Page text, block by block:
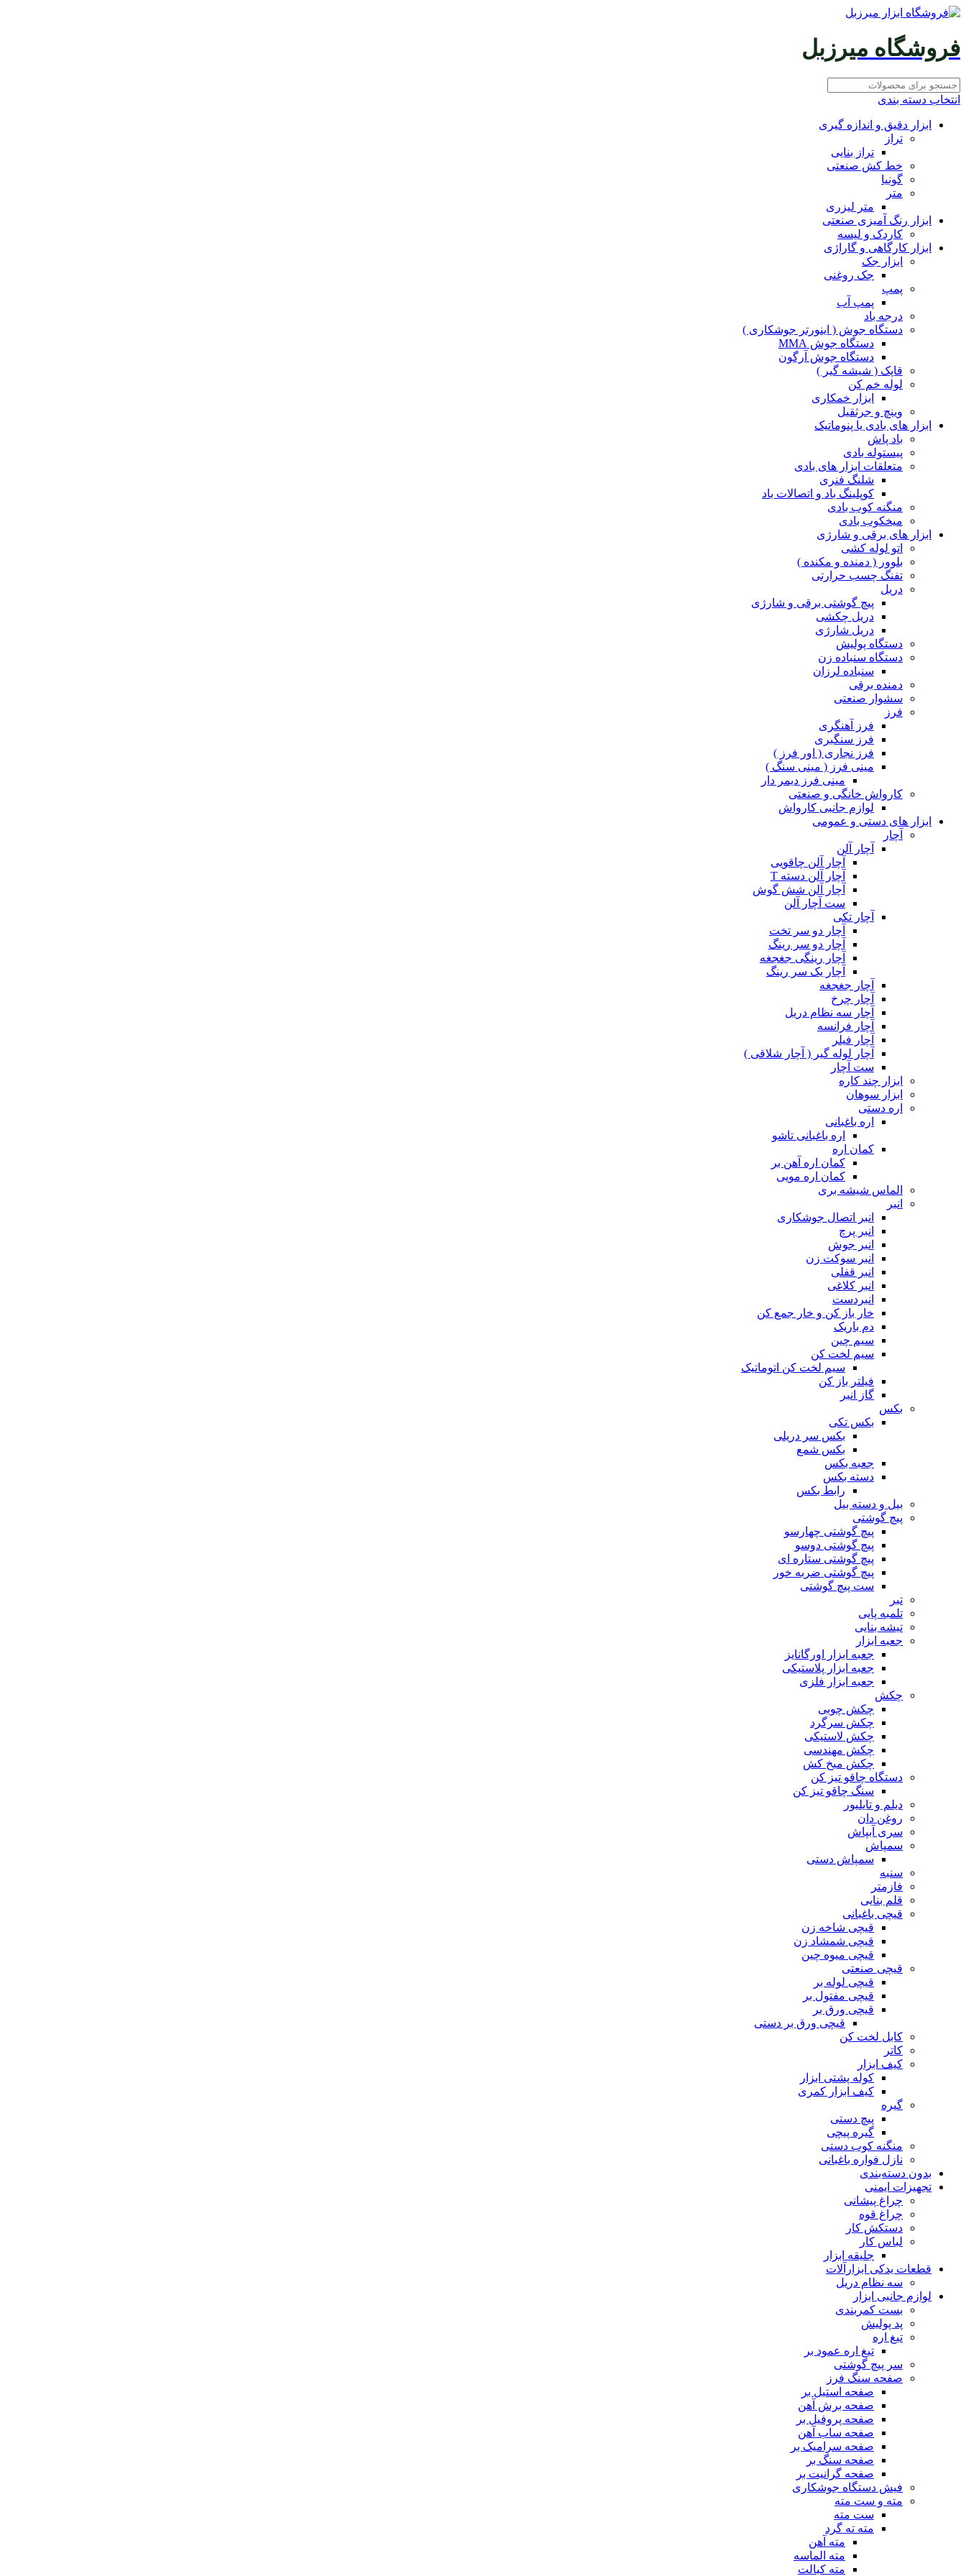
فروشگاه میرزبل
انتخاب دسته بندی
ابزار دقیق و اندازه گیری
تراز
تراز بنایی
خط کش صنعتی
گونیا
متر
متر لیزری
ابزار رنگ آمیزی صنعتی
کاردک و لیسه
ابزار کارگاهی و گاراژی
ابزار جک
جک روغنی
پمپ
پمپ آب
درجه باد
دستگاه جوش ( اینورتر جوشکاری )
دستگاه جوش MMA
دستگاه جوش آرگون
قاپک ( شیشه گیر )
لوله خم کن
ابزار خمکاری
وینچ و جرثقیل
ابزار های بادی یا پنوماتیک
باد پاش
پیستوله بادی
متعلقات ابزار های بادی
شلنگ فنری
کوپلینگ باد و اتصالات باد
منگنه کوب بادی
میخکوب بادی
ابزار های برقی و شارژی
اتو لوله کشی
بلوور ( دمنده و مکنده )
تفنگ چسب حرارتی
دریل
پیچ گوشتی برقی و شارژی
دریل چکشی
دریل شارژی
دستگاه پولیش
دستگاه سنباده زن
سنباده لرزان
دمنده برقی
سشوار صنعتی
فرز
فرز آهنگری
فرز سنگبری
فرز نجاری ( اور فرز )
مینی فرز ( مینی سنگ )
مینی فرز دیمر دار
کارواش خانگی و صنعتی
لوازم جانبی کارواش
ابزار های دستی و عمومی
آچار
آچار آلن
آچار آلن چاقویی
آچار آلن دسته T
آچار آلن شش گوش
ست آچار آلن
آچار تکی
آچار دو سر تخت
آچار دو سر رینگ
آچار رینگی جغجغه
آچار یک سر رینگ
آچار جغجغه
آچار چرخ
آچار سه نظام دریل
آچار فرانسه
آچار فیلر
آچار لوله گیر ( آچار شلاقی )
ست آچار
ابزار چند کاره
ابزار سوهان
اره دستی
اره باغبانی
اره باغبانی تاشو
کمان اره
کمان اره آهن بر
کمان اره مویی
الماس شیشه بری
انبر
انبر اتصال جوشکاری
انبر پرچ
انبر جوش
انبر سوکت زن
انبر قفلی
انبر کلاغی
انبردست
خار باز کن و خار جمع کن
دم باریک
سیم چین
سیم لخت کن
سیم لخت کن اتوماتیک
فیلتر باز کن
گاز انبر
بکس
بکس تکی
بکس سر دریلی
بکس شمع
جعبه بکس
دسته بکس
رابط بکس
بیل و دسته بیل
پیچ گوشتی
پیچ گوشتی چهارسو
پیچ گوشتی دوسو
پیچ گوشتی ستاره‌ ای
پیچ گوشتی ضربه خور
ست پیچ گوشتی
تبر
تلمبه پایی
تیشه بنایی
جعبه ابزار
جعبه ابزار اورگانایز
جعبه ابزار پلاستیکی
جعبه ابزار فلزی
چکش
چکش چوبی
چکش سرگرد
چکش لاستیکی
چکش مهندسی
چکش میخ کش
دستگاه چاقو تیز کن
سنگ چاقو تیز کن
دیلم و تایلیور
روغن دان
سری آبپاش
سمپاش
سمپاش دستی
سنبه
فازمتر
قلم بنایی
قیچی باغبانی
قیچی شاخه زن
قیچی شمشاد زن
قیچی میوه چین
قیچی صنعتی
قیچی لوله بر
قیچی مفتول بر
قیچی ورق بر
قیچی ورق بر دستی
کابل لخت کن
کاتر
کیف ابزار
کوله پشتی ابزار
کیف ابزار کمری
گیره
پیچ دستی
گیره پیچی
منگنه کوب دستی
نازل فواره باغبانی
بدون دسته‌بندی
تجهیزات ایمنی
چراغ پیشانی
چراغ قوه
دستکش کار
لباس کار
جلیقه ابزار
قطعات یدکی ابزارآلات
سه نظام دریل
لوازم جانبی ابزار
بست کمربندی
پد پولیش
تیغ اره
تیغ اره عمود بر
سر پیچ گوشتی
صفحه سنگ فرز
صفحه استیل بر
صفحه برش آهن
صفحه پروفیل بر
صفحه ساب آهن
صفحه سرامیک بر
صفحه سنگ بر
صفحه گرانیت بر
فیش دستگاه جوشکاری
مته و ست مته
ست مته
مته ته گرد
مته آهن
مته الماسه
مته کبالت